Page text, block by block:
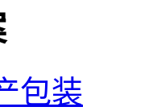
包装